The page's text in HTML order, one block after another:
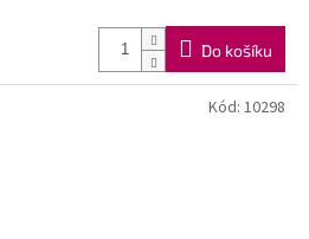
Do košíku
Kód: 10298